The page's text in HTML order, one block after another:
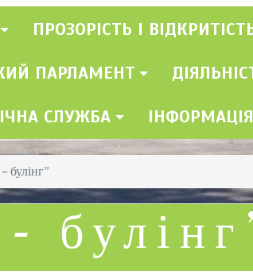
ПРОЗОРІСТЬ І
ПАРЛАМЕНТ
СЛУЖБА ІНФОРМАЦІЯ
булінг”